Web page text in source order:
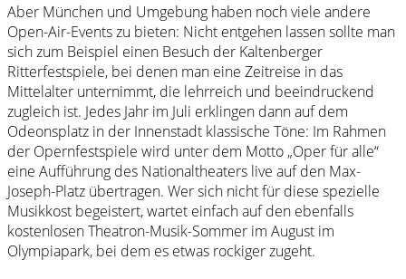
Aber München und Umgebung haben noch viele andere
Open-Air-Events zu bieten: Nicht entgehen lassen sollte man
sich zum Beispiel einen Besuch der Kaltenberger
Ritterfestspiele, bei denen man eine Zeitreise in das
Mittelalter unternimmt, die lehrreich und beeindruckend
zugleich ist. Jedes Jahr im Juli erklingen dann auf dem
Odeonsplatz in der Innenstadt klassische Töne: Im Rahmen
der Opernfestspiele wird unter dem Motto „Oper für alle“
eine Aufführung des Nationaltheaters live auf den Max-
Joseph-Platz übertragen. Wer sich nicht für diese spezielle
Musikkost begeistert, wartet einfach auf den ebenfalls
kostenlosen Theatron-Musik-Sommer im August im
Olympiapark, bei dem es etwas rockiger zugeht.